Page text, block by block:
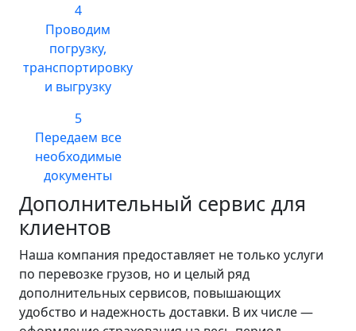
4
Проводим
погрузку,
транспортировку
и выгрузку
5
Передаем все
необходимые
документы
Дополнительный сервис для
клиентов
Наша компания предоставляет не только услуги
по перевозке грузов, но и целый ряд
дополнительных сервисов, повышающих
удобство и надежность доставки. В их числе —